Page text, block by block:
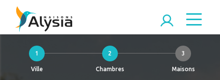
1
Ville
2
Chambres
3
Maisons